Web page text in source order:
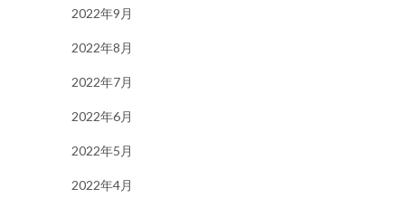
2022年9月
2022年8月
2022年7月
2022年6月
2022年5月
2022年4月